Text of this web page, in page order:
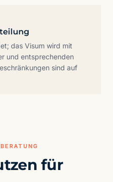
das Visum wird mit
und entsprechenden
sind auf
für